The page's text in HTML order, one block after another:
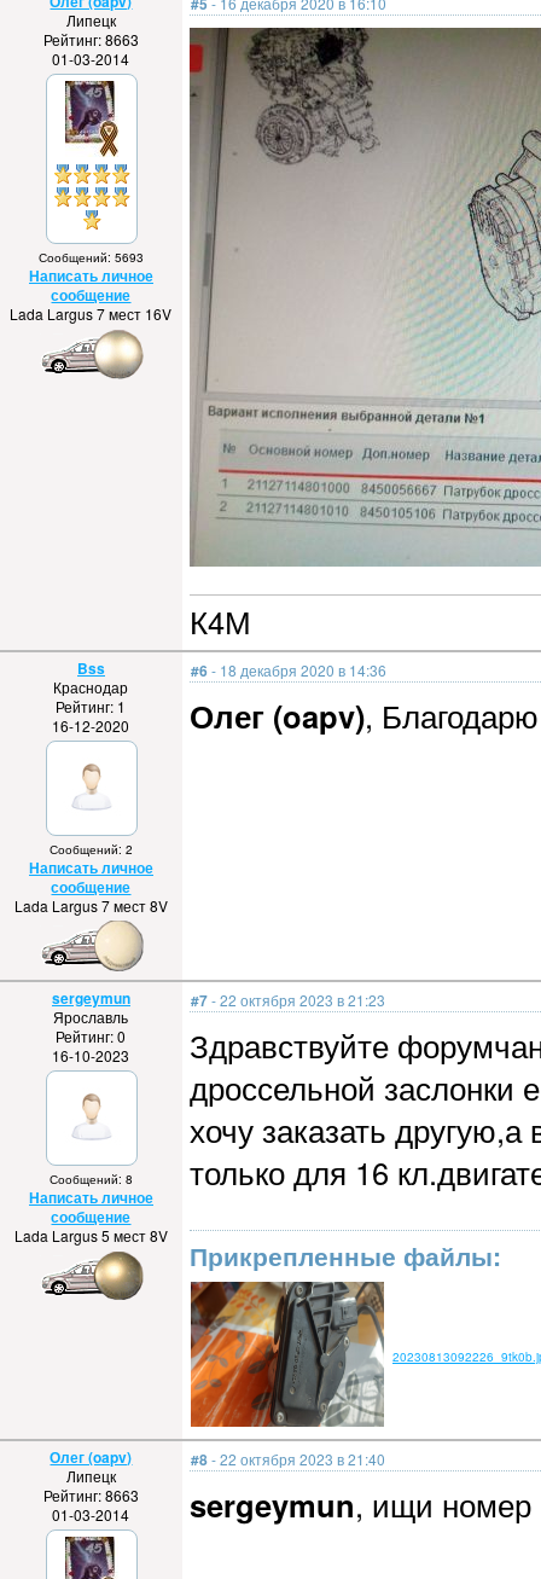
Липецк
Рейтинг: 8663
01-03-2014
Сообщений: 5693
Написать личное
сообщение
Lada Largus 7 мест 16V
К4М
Bss
Краснодар
Рейтинг: 1
16-12-2020
Сообщений: 2
Написать личное
сообщение
Lada Largus 7 мест 8V
#6- 18 декабря 2020 в 14:36
Олег (oapv),
sergeymun
Ярославль
Рейтинг: 0
16-10-2023
Сообщений: 8
Написать личное
сообщение
Lada Largus 5 мест 8V
#7- 22 октября 2023 в 21:23
Здравствуйте
дроссельной заслонки
хочу заказать
только для 16
Прикрепленные файлы:
Олег (oapv)
Липецк
Рейтинг: 8663
01-03-2014
#8- 22 октября 2023 в 21:40
sergeymun, ищи номер